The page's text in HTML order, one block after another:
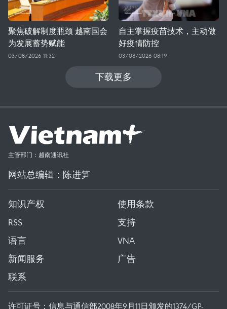
聚焦破解制度瓶颈 越南国会
为发展蓄势赋能
03/08/2026 11:32
自主掌握疫苗技术，主动做
好疫情防控
03/08/2026 08:19
下载更多
主管部门：越南通讯社
网站总编辑：陈进笋
知识产权
使用条款
RSS
支持
语言
VNA
新闻服务
广告
联系
许可证号：信息与通信部2008年9月11日颁发的1374/GP-